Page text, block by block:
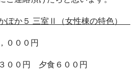
ぽか５ 三室Ⅱ（女性棟の特色）
０円
円 夕食６００円